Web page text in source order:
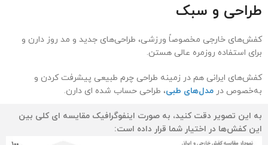
طراحی و سبک
کفش‌های خارجی مخصوصاً ورزشی، طراحی‌های جدید و مد روز دارن و
برای استفاده روزمره عالی هستن.
کفش‌های ایرانی هم در زمینه طراحی چرم طبیعی پیشرفت کردن و
به‌خصوص در مدل‌های طبی، طراحی حساب شده ای دارن.
به این تصویر دقت کنید، به صورت اینفوگرافیک مقایسه ای کلی بین
این کفش‌ها در اختیار شما قرار داده است: